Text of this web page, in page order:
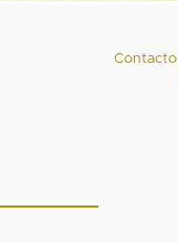
Contacto